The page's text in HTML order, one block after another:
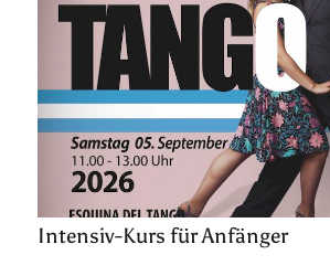
Intensiv-Kurs für Anfänger